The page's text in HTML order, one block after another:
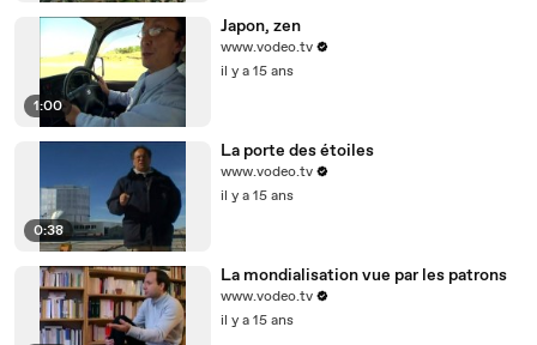
1:00
Japon, zen
www.vodeo.tv
il y a 15 ans
0:38
La porte des étoiles
www.vodeo.tv
il y a 15 ans
La mondialisation vue par les patrons
www.vodeo.tv
il y a 15 ans